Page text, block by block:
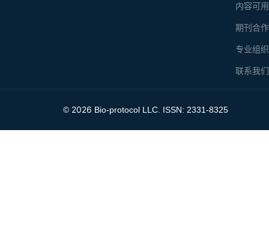
内容可
期刊合
专业组
联系我们
© 2026 Bio-protocol LLC. ISSN: 2331-8325